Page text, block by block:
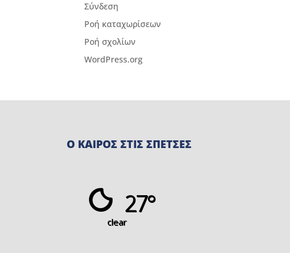
Σύνδεση
Ροή καταχωρίσεων
Ροή σχολίων
WordPress.org
Ο ΚΑΙΡΟΣ ΣΤΙΣ ΣΠΕΤΣΕΣ
27°
clear